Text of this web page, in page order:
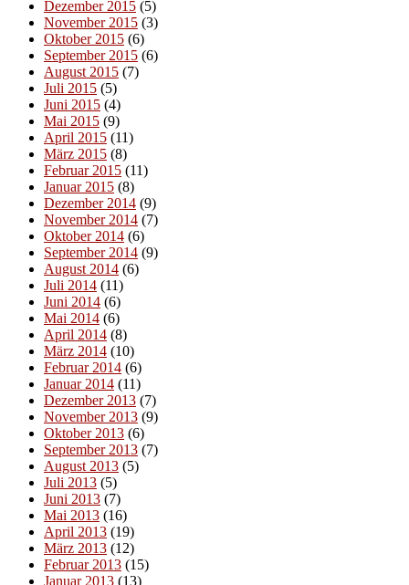
Dezember 2015 (5)
November 2015 (3)
Oktober 2015 (6)
September 2015 (6)
August 2015 (7)
Juli 2015 (5)
Juni 2015 (4)
Mai 2015 (9)
April 2015 (11)
März 2015 (8)
Februar 2015 (11)
Januar 2015 (8)
Dezember 2014 (9)
November 2014 (7)
Oktober 2014 (6)
September 2014 (9)
August 2014 (6)
Juli 2014 (11)
Juni 2014 (6)
Mai 2014 (6)
April 2014 (8)
März 2014 (10)
Februar 2014 (6)
Januar 2014 (11)
Dezember 2013 (7)
November 2013 (9)
Oktober 2013 (6)
September 2013 (7)
August 2013 (5)
Juli 2013 (5)
Juni 2013 (7)
Mai 2013 (16)
April 2013 (19)
März 2013 (12)
Februar 2013 (15)
Januar 2013 (13)